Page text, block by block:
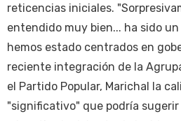
reticencias iniciales.
entendido muy bien... ha sido
hemos estado centrados en
reciente integración de la
el Partido Popular, Marichal la
"significativo" que podría